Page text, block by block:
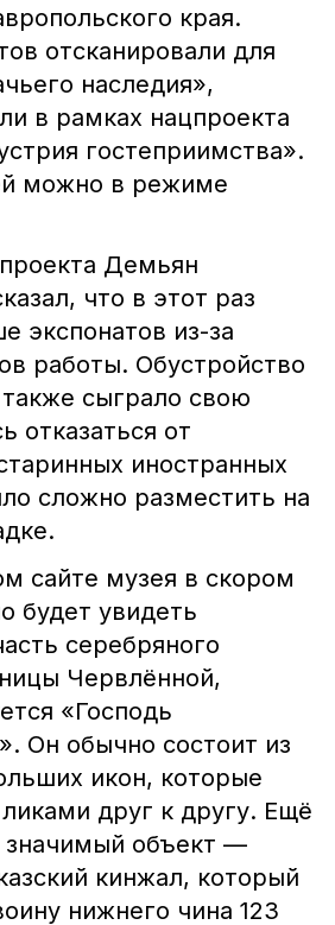
края.
отсканировали для
наследия»,
в рамках нацпроекта
гостеприимства».
можно в режиме
Демьян
что в этот раз
экспонатов из-за
работы. Обустройство
сыграло свою
отказаться от
иностранных
сложно разместить на
сайте музея в скором
будет увидеть
серебряного
Червлённой,
«Господь
Он обычно состоит из
икон, которые
друг к другу. Ещё
объект —
кинжал, который
нижнего чина 123